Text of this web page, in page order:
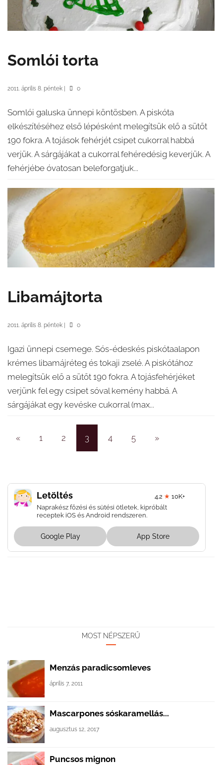
Somlói torta
2011. április 8. péntek 0
Somlói galuska ünnepi köntösben. A piskóta
elkészítéséhez első lépésként melegítsük elő a sütőt
190 fokra. A tojások fehérjét csipet cukorral habbá
verjük. A sárgájákat a cukorral fehéredésig keverjük. A
fehérjébe óvatosan beleforgatjuk...
Libamájtorta
2011. április 8. péntek 0
Igazi ünnepi csemege. Sós-édeskés piskótaalapon
krémes libamájréteg és tokaji zselé. A piskótához
melegítsük elő a sütőt 190 fokra. A tojásfehérjéket
verjünk fel egy csipet sóval kemény habbá. A
sárgájákat egy kevéske cukorral (max...
« 1 2 3 4 5 »
Letöltés 4.2 ★ 10K+
Naprakész főzési és sütési ötletek, kipróbált
receptek iOS és Android rendszeren.
Google Play App Store
MOST NÉPSZERŰ
Menzás paradicsomleves
április 7, 2011
Mascarpones sóskaramellás...
augusztus 12, 2017
Puncsos mignon